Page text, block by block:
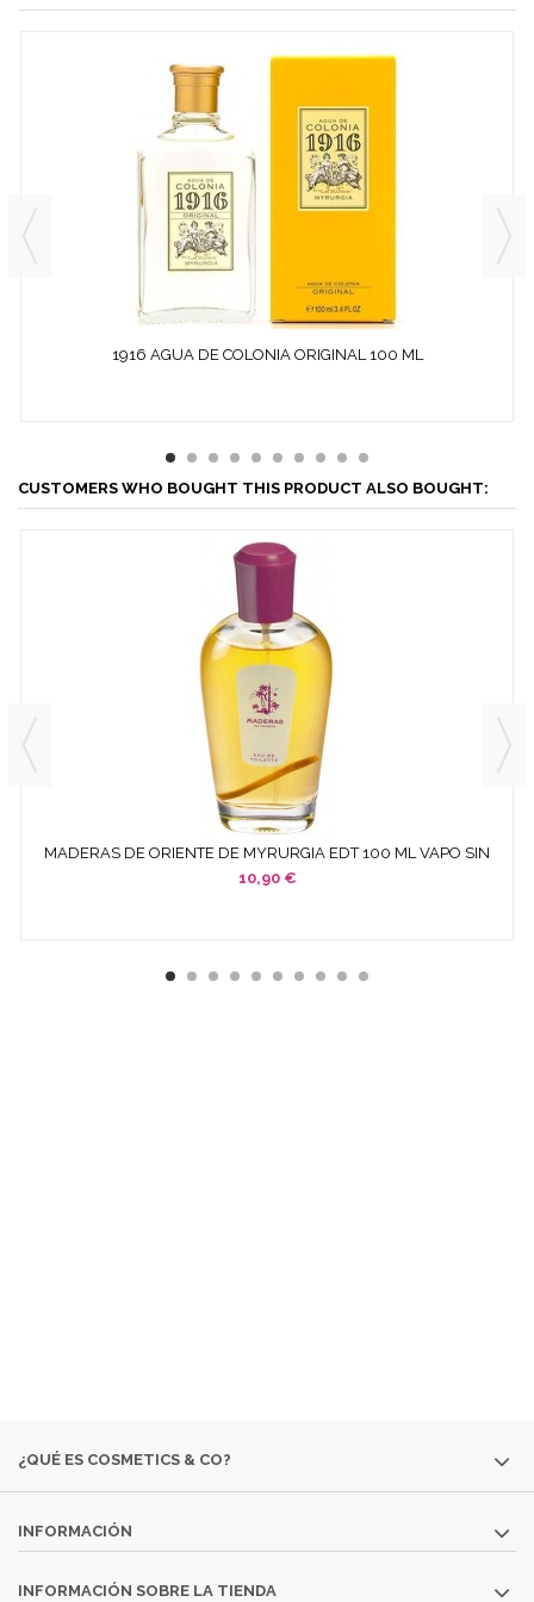
1916 AGUA DE COLONIA ORIGINAL 100 ML
CUSTOMERS WHO BOUGHT THIS PRODUCT ALSO BOUGHT:
MADERAS DE ORIENTE DE MYRURGIA EDT 100 ML VAPO SIN
CAJA
10,90 €
¿QUÉ ES COSMETICS & CO?
INFORMACIÓN
INFORMACIÓN SOBRE LA TIENDA